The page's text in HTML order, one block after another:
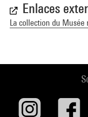
Enlaces
La collection du Musée